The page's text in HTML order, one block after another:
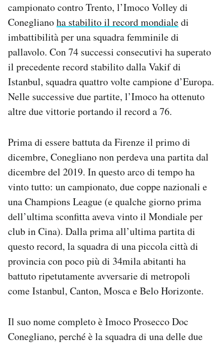
AREA PERSONALE
Area Personale
Newsletter
Notifiche mobile
Regala il Post
Hai bisogno di aiuto?
Esci
campionato contro Trento, l’Imoco Volley di
Coneglianoha stabilito il record mondialedi
imbattibilità per una squadra femminile di
pallavolo. Con 74 successi consecutivi ha superato
il precedente record stabilito dalla Vakif di
Istanbul, squadra quattro volte campione d’Europa.
Nelle successive due partite, l’Imoco ha ottenuto
altre due vittorie portando il record a 76.
Prima di essere battuta da Firenze il primo di
dicembre, Conegliano non perdeva una partita dal
dicembre del 2019. In questo arco di tempo ha
vinto tutto: un campionato, due coppe nazionali e
una Champions League (e qualche giorno prima
dell’ultima sconfitta aveva vinto il Mondiale per
club in Cina). Dalla prima all’ultima partita di
questo record, la squadra di una piccola città di
provincia con poco più di 34mila abitanti ha
battuto ripetutamente avversarie di metropoli
come Istanbul, Canton, Mosca e Belo Horizonte.
Il suo nome completo è Imoco Prosecco Doc
Conegliano, perché è la squadra di una delle due